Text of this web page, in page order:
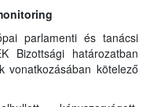
parlamenti és tanácsi
Bizottsági határozatban
vonatkozásában kötelező